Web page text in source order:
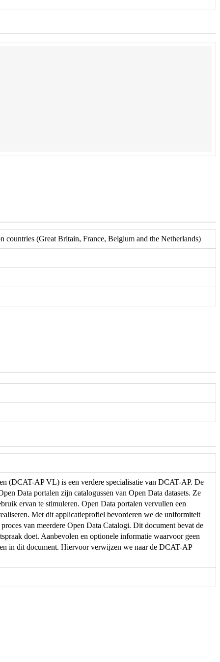
(Great Britain, France, Belgium and the Netherlands)
(DCAT-AP VL) is een verdere specialisatie van DCAT-AP. De
Data portalen zijn catalogussen van Open Data datasets. Ze
ervan te stimuleren. Open Data portalen vervullen een
Met dit applicatieprofiel bevorderen we de uniformiteit
van meerdere Open Data Catalogi. Dit document bevat de
doet. Aanbevolen en optionele informatie waarvoor geen
in dit document. Hiervoor verwijzen we naar de DCAT-AP